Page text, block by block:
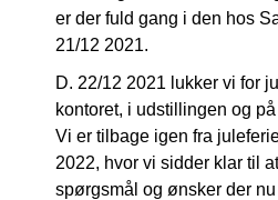
er der fuld gang i den hos
21/12 2021.
D. 22/12 2021 lukker vi for
kontoret, i udstillingen og
Vi er tilbage igen fra
2022, hvor vi sidder klar til
spørgsmål og ønsker der